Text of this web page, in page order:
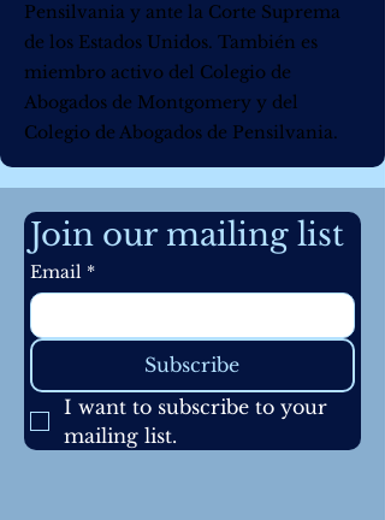
Pensilvania y ante la Corte Suprema
de los Estados Unidos. También es
miembro activo del Colegio de
Abogados de Montgomery y del
Colegio de Abogados de Pensilvania.
Join our mailing list
Email *
Subscribe
I want to subscribe to your
mailing list.